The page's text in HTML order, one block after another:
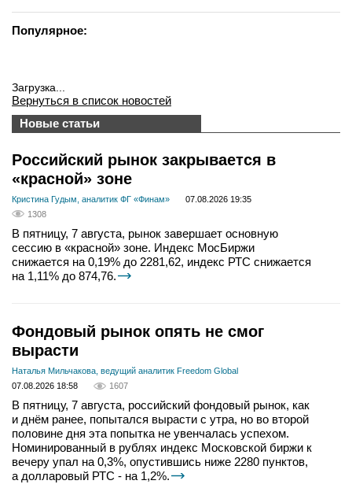
Популярное:
Загрузка...
Вернуться в список новостей
Новые статьи
Российский рынок закрывается в
«красной» зоне
Кристина Гудым, аналитик ФГ «Финам»
07.08.2026 19:35
1308
В пятницу, 7 августа, рынок завершает основную
сессию в «красной» зоне. Индекс МосБиржи
снижается на 0,19% до 2281,62, индекс РТС снижается
на 1,11% до 874,76.
Фондовый рынок опять не смог
вырасти
Наталья Мильчакова, ведущий аналитик Freedom Global
07.08.2026 18:58
1607
В пятницу, 7 августа, российский фондовый рынок, как
и днём ранее, попытался вырасти с утра, но во второй
половине дня эта попытка не увенчалась успехом.
Номинированный в рублях индекс Московской биржи к
вечеру упал на 0,3%, опустившись ниже 2280 пунктов,
а долларовый РТС - на 1,2%.